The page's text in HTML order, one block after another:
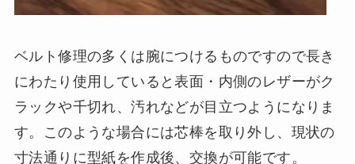
ベルト修理の多くは腕につけるものですので長き
にわたり使用していると表面・内側のレザーがク
ラックや千切れ、汚れなどが目立つようになりま
す。このような場合には芯棒を取り外し、現状の
寸法通りに型紙を作成後、交換が可能です。